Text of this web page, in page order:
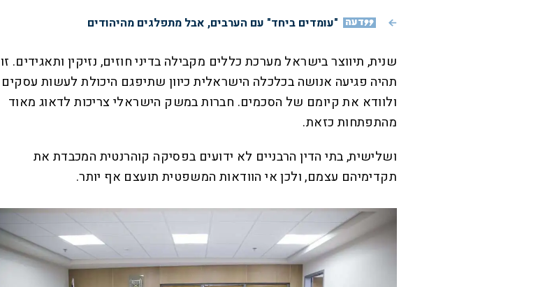
דעה "עומדים ביחד" עם הערבים, אבל מתפלגים מהיהודים
שנית, תיווצר בישראל מערכת כללים מקבילה בדיני חוזים, נזיקין ותאגידים. זו
תהיה פגיעה אנושה בכלכלה הישראלית כיוון שתיפגם היכולת לעשות עסקים
ולוודא את קיומם של הסכמים. חברות במשק הישראלי צריכות לדאוג מאוד
מהתפתחות כזאת.
ושלישית, בתי הדין הרבניים לא ידועים בפסיקה קוהרנטית המכבדת את
תקדימיהם עצמם, ולכן אי הוודאות המשפטית תועצם אף יותר.